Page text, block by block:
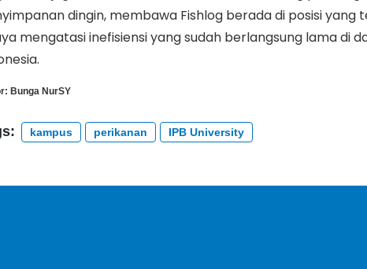
dingin, membawa Fishlog berada di posisi
mengatasi inefisiensi yang sudah berlangsung lama di
Bunga NurSY
kampus perikanan IPB University